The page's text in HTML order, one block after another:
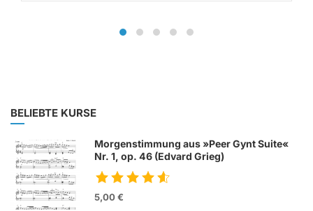
BELIEBTE KURSE
Morgenstimmung aus »Peer Gynt Suite«
Nr. 1, op. 46 (Edvard Grieg)
5,00 €